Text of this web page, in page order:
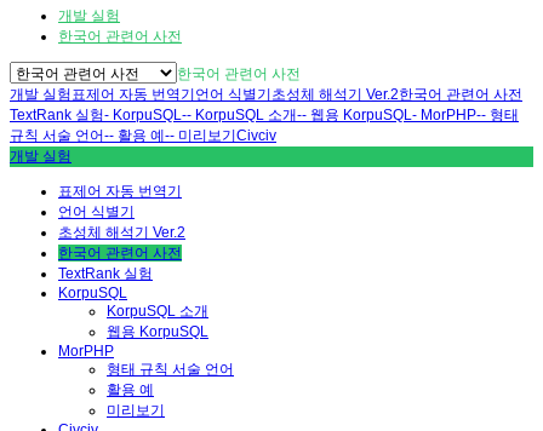
개발 실험
한국어 관련어 사전
한국어 관련어 사전
개발 실험 표제어 자동 번역기 언어 식별기 초성체 해석기 Ver.2한국어 관련어 사전
TextRank 실험- KorpuSQL-- KorpuSQL 소개-- 웹용 KorpuSQL- MorPHP-- 형태
규칙 서술 언어-- 활용 예 -- 미리보기 Civciv
개발 실험
표제어 자동 번역기
언어 식별기
초성체 해석기 Ver.2
한국어 관련어 사전
TextRank 실험
KorpuSQL
KorpuSQL 소개
웹용 KorpuSQL
MorPHP
형태 규칙 서술 언어
활용 예
미리보기